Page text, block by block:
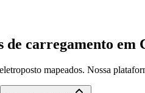
de carregamento em
eletroposto mapeados. Nossa